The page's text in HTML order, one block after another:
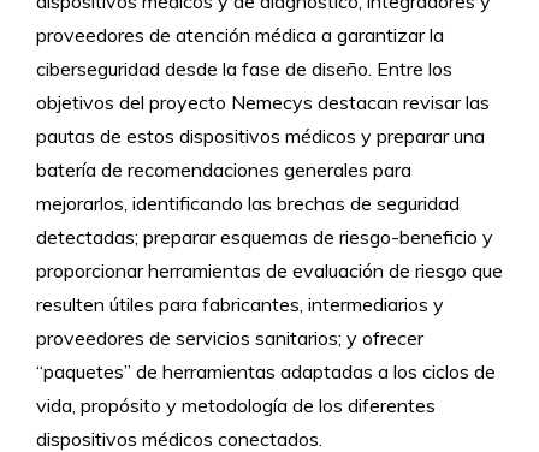
proveedores de atención médica a garantizar la
ciberseguridad desde la fase de diseño. Entre los
objetivos del proyecto Nemecys destacan revisar las
pautas de estos dispositivos médicos y preparar una
batería de recomendaciones generales para
mejorarlos, identificando las brechas de seguridad
detectadas; preparar esquemas de riesgo-beneficio y
proporcionar herramientas de evaluación de riesgo que
resulten útiles para fabricantes, intermediarios y
proveedores de servicios sanitarios; y ofrecer
“paquetes” de herramientas adaptadas a los ciclos de
vida, propósito y metodología de los diferentes
dispositivos médicos conectados.